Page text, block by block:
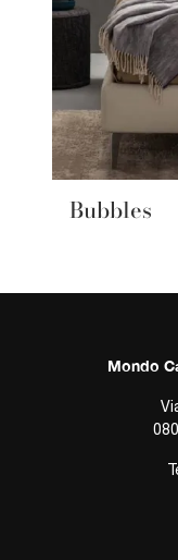
Bubbles
Mondo